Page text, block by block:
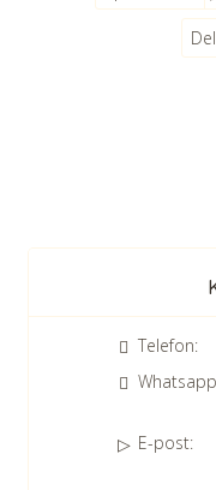
Telefon:
E-post: